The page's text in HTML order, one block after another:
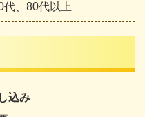
、80代以上
込み